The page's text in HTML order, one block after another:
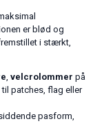
er blød og
i stærkt,
velcrolommer på
til patches, flag eller
pasform,